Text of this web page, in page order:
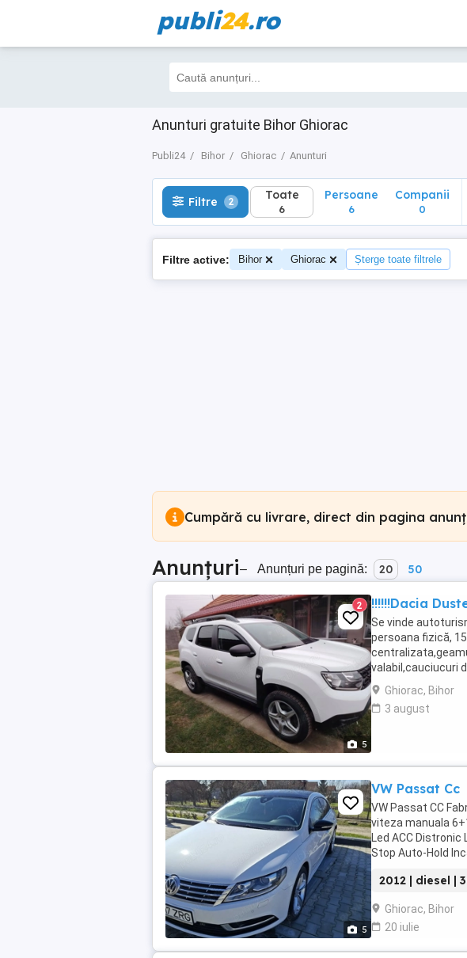
publi24.ro
Anunturi gratuite Bihor Ghiorac
Publi24 Bihor Ghiorac Anunturi
Filtre 2 Toate
6
Filtre 2 Toate
6
Persoane
6
Companii
0
Filtre active: Bihor Ghiorac Șterge toate filtrele
Cumpără cu livrare, direct din pagina
Anunțuri– Anunțuri pe pagină: 20 50
5
2 ‼️‼️‼️Dacia
Se vinde
persoana fizică,
valabil,cauciucuri
negociabil
Ghiorac, Bihor
3 august
5
VW Passat Cc
VW Passat CC
viteza manuala
Led ACC
Stop Auto-Hold
2012 | diesel |
Ghiorac, Bihor
20 iulie